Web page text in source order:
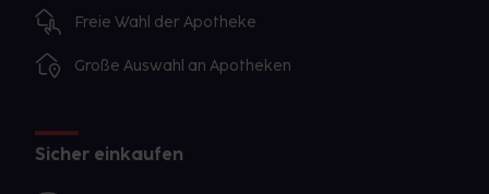
Freie Wahl der Apotheke
Große Auswahl an Apotheken
Sicher einkaufen